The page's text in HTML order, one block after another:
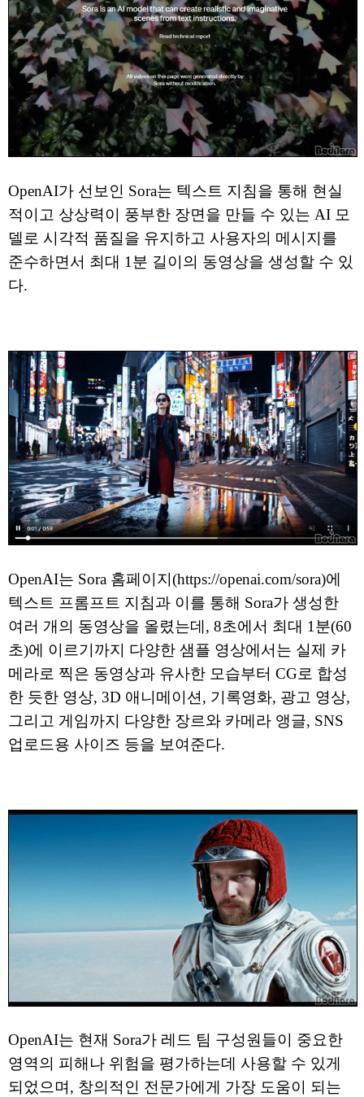
OpenAI가 선보인 Sora는 텍스트 지침을 통해 현실
적이고 상상력이 풍부한 장면을 만들 수 있는 AI 모
델로 시각적 품질을 유지하고 사용자의 메시지를
준수하면서 최대 1분 길이의 동영상을 생성할 수 있
다.
OpenAI는 Sora 홈페이지(https://openai.com/sora)에
텍스트 프롬프트 지침과 이를 통해 Sora가 생성한
여러 개의 동영상을 올렸는데, 8초에서 최대 1분(60
초)에 이르기까지 다양한 샘플 영상에서는 실제 카
메라로 찍은 동영상과 유사한 모습부터 CG로 합성
한 듯한 영상, 3D 애니메이션, 기록영화, 광고 영상,
그리고 게임까지 다양한 장르와 카메라 앵글, SNS
업로드용 사이즈 등을 보여준다.
OpenAI는 현재 Sora가 레드 팀 구성원들이 중요한
영역의 피해나 위험을 평가하는데 사용할 수 있게
되었으며, 창의적인 전문가에게 가장 도움이 되는